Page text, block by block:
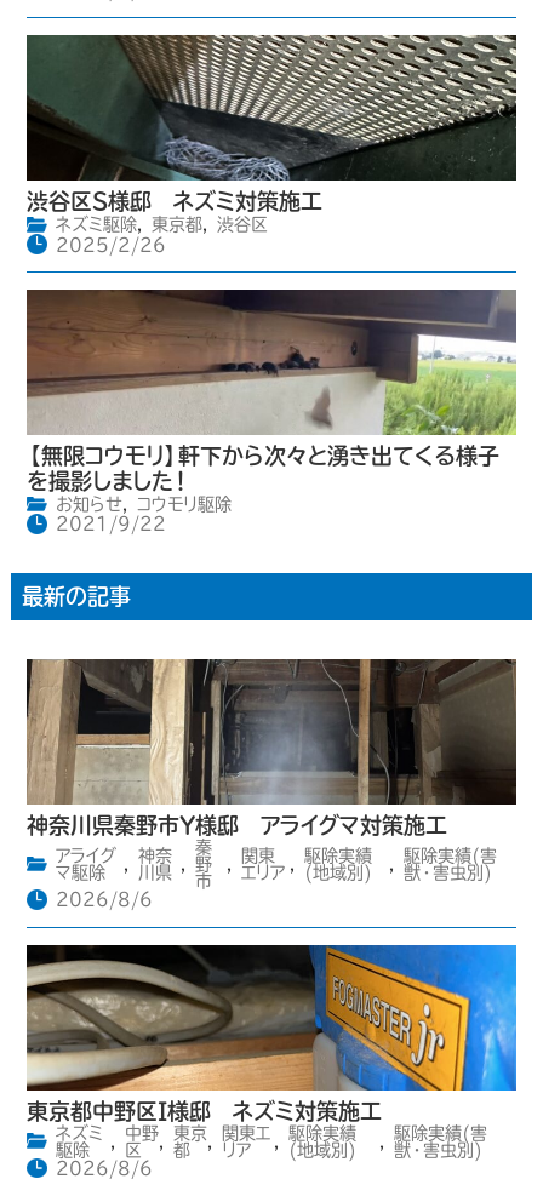
渋谷区S様邸 ネズミ対策施工
ネズミ駆除, 東京都,
渋谷区
2025/2/26
【無限コウモリ】軒下から次々と湧き出てくる様子
を撮影しました！
お知らせ,
コウモリ駆除
2021/9/22
最新の記事
神奈川県秦野市Y様邸 アライグマ対策施工
アライグ
マ駆除
,
神奈
川県 ,
秦
野
市
,
関東
エリア ,
駆除実績
(地域別)
,
駆除実績(害
獣・害虫別)
2026/8/6
東京都中野区I様邸 ネズミ対策施工
ネズミ
駆除
中野
区
東京
都
関東エ
リア
駆除実績
(地域別)
駆除実績(害
獣・害虫別)
2026/8/6